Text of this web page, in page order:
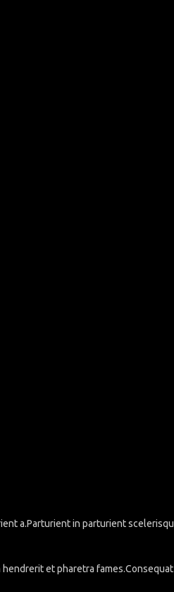
a.Parturient in parturient
et pharetra